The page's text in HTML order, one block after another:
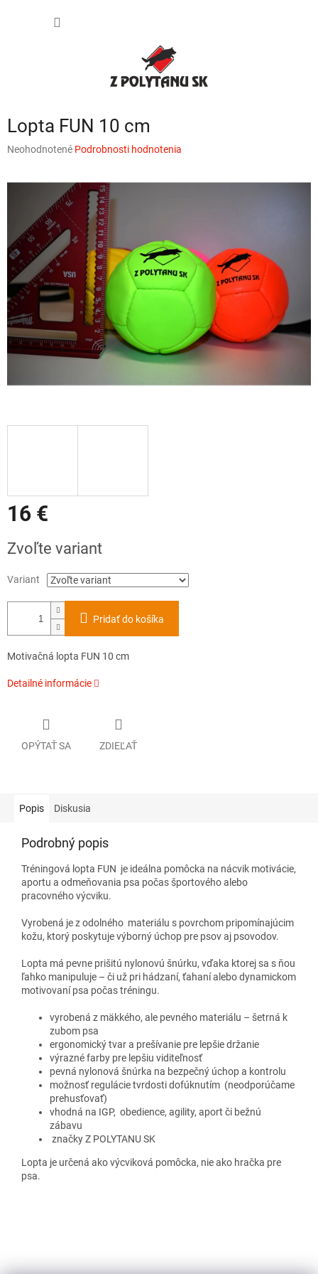
Lopta FUN 10 cm
Priemerné
hviezdičiek.
Neohodnotené Podrobnosti hodnotenia
16 €
cena:
Zvoľte variant
Variant
Pridať do košíka
Motivačná lopta FUN 10 cm
Detailné informácie
OPÝTAŤ SA ZDIEĽAŤ
Popis Diskusia
Podrobný popis
Tréningová lopta FUN je ideálna pomôcka na nácvik motivácie,
aportu a odmeňovania psa počas športového alebo
pracovného výcviku.
Vyrobená je z odolného materiálu s povrchom pripomínajúcim
kožu, ktorý poskytuje výborný úchop pre psov aj psovodov.
Lopta má pevne prišitú nylonovú šnúrku, vďaka ktorej sa s ňou
ľahko manipuluje – či už pri hádzaní, ťahaní alebo dynamickom
motivovaní psa počas tréningu.
vyrobená z mäkkého, ale pevného materiálu – šetrná k
zubom psa
ergonomický tvar a prešívanie pre lepšie držanie
výrazné farby pre lepšiu viditeľnosť
pevná nylonová šnúrka na bezpečný úchop a kontrolu
možnosť regulácie tvrdosti dofúknutím (neodporúčame
prehusťovať)
vhodná na IGP, obedience, agility, aport či bežnú
zábavu
značky Z POLYTANU SK
Lopta je určená ako výcviková pomôcka, nie ako hračka pre
psa.